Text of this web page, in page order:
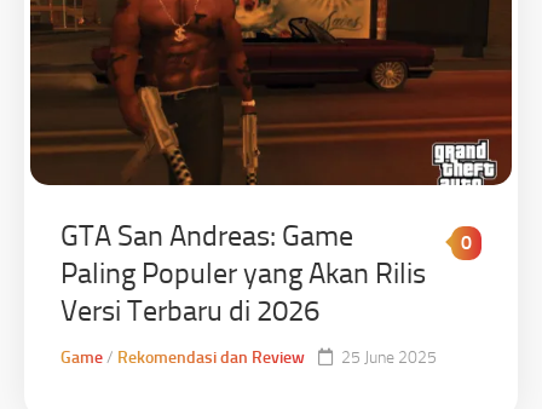
GTA San Andreas: Game
Paling Populer yang Akan Rilis
Versi Terbaru di 2026
0
Game/ Rekomendasi dan Review 25 June 2025